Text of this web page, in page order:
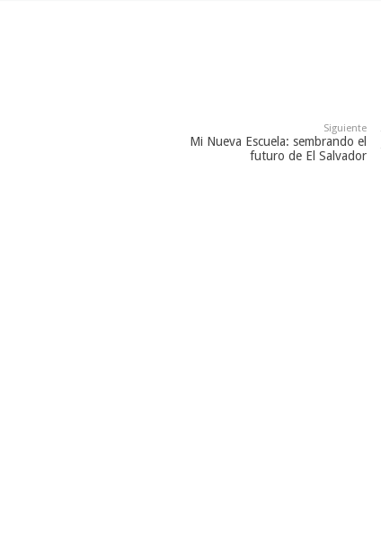
Siguiente
Mi Nueva Escuela: sembrando el
futuro de El Salvador